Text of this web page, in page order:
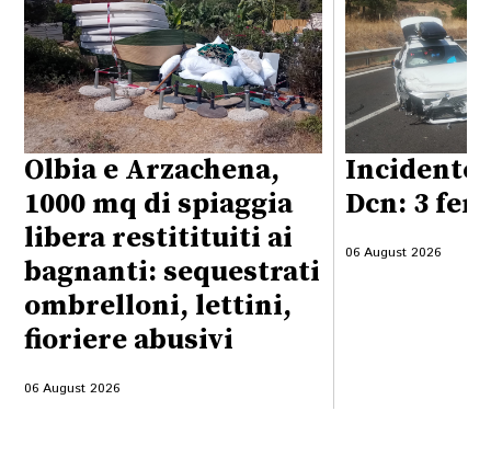
Olbia e Arzachena,
1000 mq di spiaggia
libera restitituiti ai
bagnanti: sequestrati
ombrelloni, lettini,
fioriere abusivi
06 August 2026
Incidente
Dcn: 3
06 August 2026